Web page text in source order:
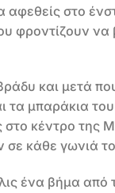
στο
φροντίζουν
και μετά
τα μπαράκια
κέντρο της
κάθε γωνιά
ένα βήμα